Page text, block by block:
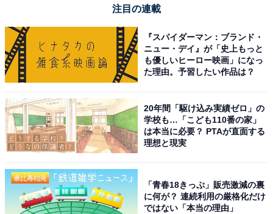
見事1位に輝いたのは、元宝塚歌劇団月組トップスター
としての経歴を持ち、圧倒的な存在感を放ち続ける天海
祐希さんです。舞台やドラマ、映画、アニメ映画の声優
でも披露されている、豊かで張りのある美しい低音ボイ
注目の連載
『スパイダーマン：ブランド・
ニュー・デイ』が「史上もっと
も優しいヒーロー映画」になっ
た理由。予習したい作品は？
20年間「駆け込み実績ゼロ」の
学校も…「こども110番の家」
は本当に必要？ PTAが直面する
理想と現実
「青春18きっぷ」販売激減の裏
に何が？ 連続利用の厳格化だけ
ではない「本当の理由」